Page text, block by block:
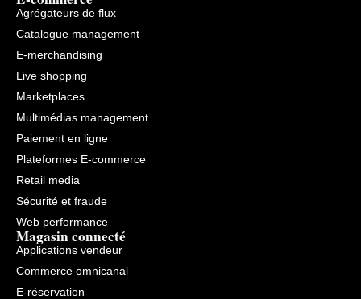
Agrégateurs de flux
Catalogue management
E-merchandising
Live shopping
Marketplaces
Multimédias management
Paiement en ligne
Plateformes E-commerce
Retail media
Sécurité et fraude
Web performance
Magasin connecté
Applications vendeur
Commerce omnicanal
E-réservation